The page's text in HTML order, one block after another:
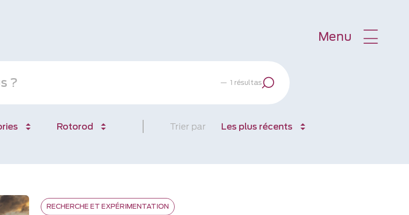
Menu
— 1 résultas
Rotorod Trier par Les plus récents
RECHERCHE ET EXPÉRIMENTATION